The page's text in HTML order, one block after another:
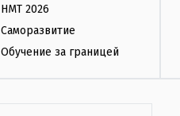
НМТ 2026
Саморазвитие
Обучение за границей